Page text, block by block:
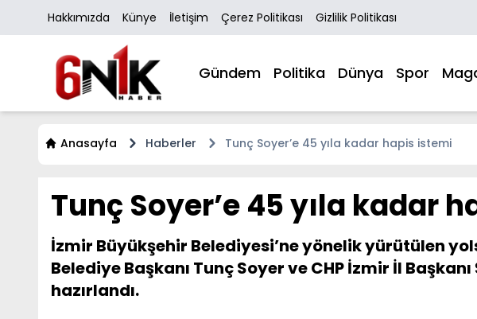
Hakkımızda Künye İletişim Çerez Politikası Gizlilik Politikası
Gündem Politika Dünya Spor
Anasayfa Haberler Tunç Soyer’e 45 yıla kadar hapis istemi
Tunç Soyer’e 45 yıla kadar
İzmir Büyükşehir Belediyesi’ne yönelik yürütülen
Belediye Başkanı Tunç Soyer ve CHP İzmir İl
hazırlandı.